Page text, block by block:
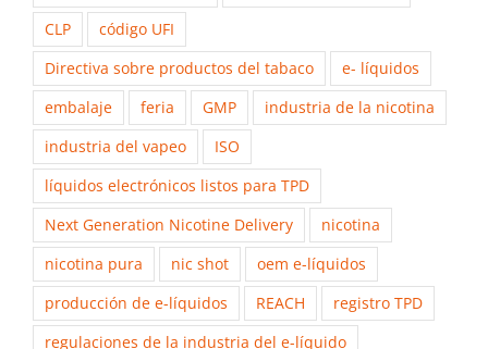
CLP
código UFI
Directiva sobre productos del tabaco
e- líquidos
embalaje
feria GMP
industria de la nicotina
industria del vapeo
ISO
líquidos electrónicos listos para TPD
Next Generation Nicotine Delivery
nicotina
nicotina pura
nic shot
oem e-líquidos
producción de e-líquidos
REACH
registro TPD
regulaciones de la industria del e-líquido